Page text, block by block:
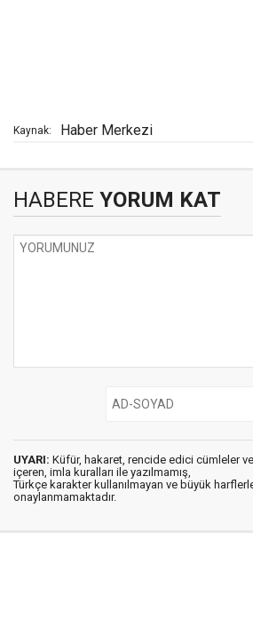
Kaynak: Haber Merkezi
HABERE YORUM KAT
UYARI: Küfür, hakaret, rencide edici cümleler
içeren, imla kuralları ile yazılmamış,
Türkçe karakter kullanılmayan ve büyük
onaylanmamaktadır.